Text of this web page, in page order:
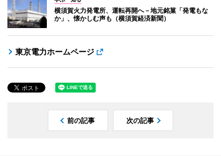
横須賀火力発電所、運転再開へ－地元銘菓「発電もな
か」、懐かしむ声も（横須賀経済新聞）
東京電力ホームページ
前の記事 次の記事